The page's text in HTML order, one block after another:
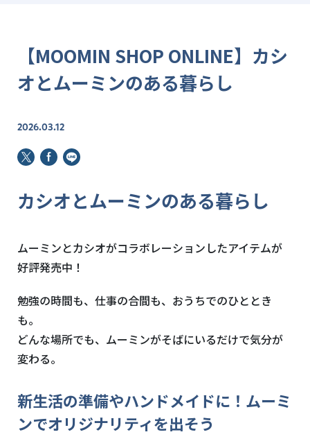
【MOOMIN SHOP ONLINE】カシ
オとムーミンのある暮らし
2026.03.12
カシオとムーミンのある暮らし
ムーミンとカシオがコラボレーションしたアイテムが
好評発売中！
勉強の時間も、仕事の合間も、おうちでのひととき
も。
どんな場所でも、ムーミンがそばにいるだけで気分が
変わる。
新生活の準備やハンドメイドに！ムーミ
ンでオリジナリティを出そう